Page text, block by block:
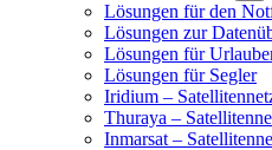
Lösungen für den
Lösungen zur
Lösungen für
Lösungen für Segler
Iridium –
Thuraya –
Inmarsat –